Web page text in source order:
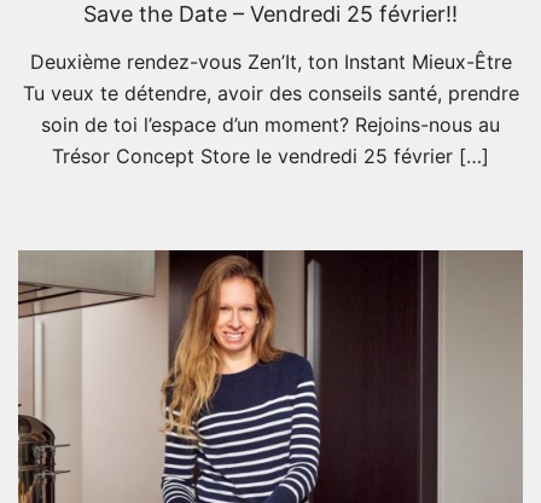
Save the Date – Vendredi 25 février!!
Deuxième rendez-vous Zen’It, ton Instant Mieux-Être
Tu veux te détendre, avoir des conseils santé, prendre
soin de toi l’espace d’un moment? Rejoins-nous au
Trésor Concept Store le vendredi 25 février […]